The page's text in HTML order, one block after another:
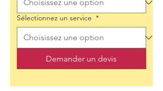
Sélectionnez un service *
Demander un devis